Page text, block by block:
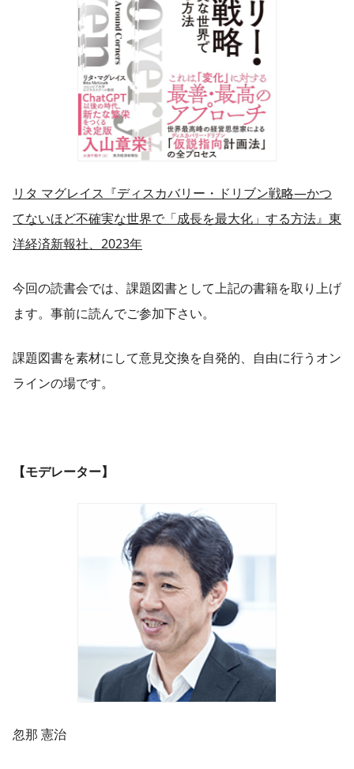
リタ マグレイス『ディスカバリー・ドリブン戦略―かつ
てないほど不確実な世界で「成長を最大化」する方法』東
洋経済新報社、2023年
今回の読書会では、課題図書として上記の書籍を取り上げ
ます。事前に読んでご参加下さい。
課題図書を素材にして意見交換を自発的、自由に行うオン
ラインの場です。
【モデレーター】
忽那 憲治